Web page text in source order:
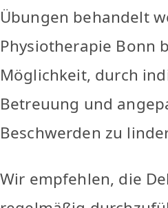
Übungen behandelt
Physiotherapie Bonn
Möglichkeit, durch
Betreuung und
Beschwerden zu
Wir empfehlen, die